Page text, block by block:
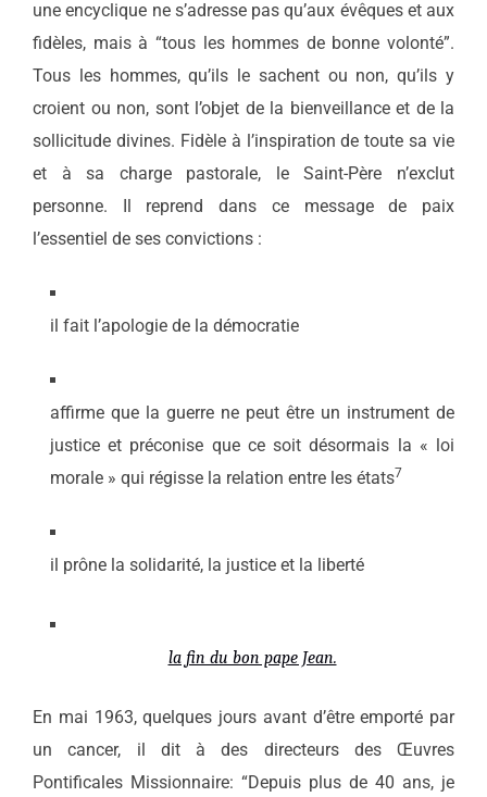
une encyclique ne s’adresse pas qu’aux évêques et aux
fidèles, mais à “tous les hommes de bonne volonté”.
Tous les hommes, qu’ils le sachent ou non, qu’ils y
croient ou non, sont l’objet de la bienveillance et de la
sollicitude divines. Fidèle à l’inspiration de toute sa vie
et à sa charge pastorale, le Saint-Père n’exclut
personne. Il reprend dans ce message de paix
l’essentiel de ses convictions :
il fait l’apologie de la démocratie
affirme que la guerre ne peut être un instrument de
justice et préconise que ce soit désormais la « loi
morale » qui régisse la relation entre les états7
il prône la solidarité, la justice et la liberté
la fin du bon pape Jean.
En mai 1963, quelques jours avant d’être emporté par
un cancer, il dit à des directeurs des Œuvres
Pontificales Missionnaire: “Depuis plus de 40 ans, je